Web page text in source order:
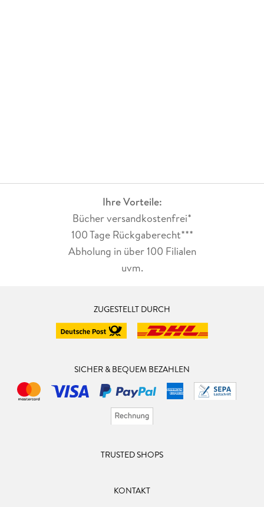
Ihre Vorteile:
Bücher versandkostenfrei*
100 Tage Rückgaberecht***
Abholung in über 100 Filialen
uvm.
ZUGESTELLT DURCH
SICHER & BEQUEM BEZAHLEN
TRUSTED SHOPS
KONTAKT